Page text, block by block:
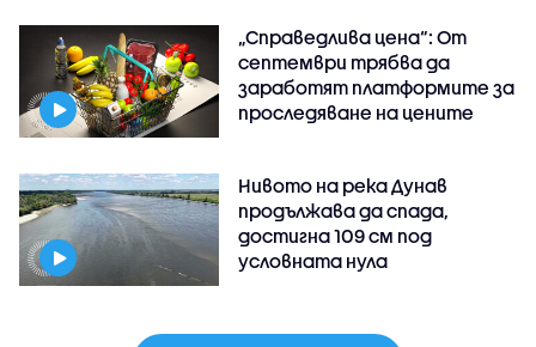
„Справедлива цена“: От
септември трябва да
заработят платформите за
проследяване на цените
Нивото на река Дунав
продължава да спада,
достигна 109 см под
условната нула